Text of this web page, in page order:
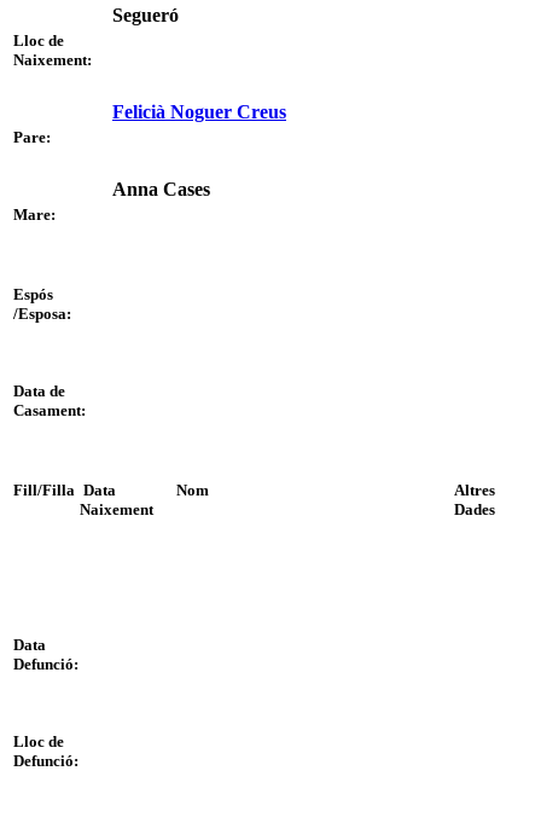
Lloc de
Naixement:
Segueró
Pare:
Felicià Noguer Creus
Mare:
Anna Cases
Espós
/Esposa:
Data de
Casament:
Fill/Filla Data
Naixement
Nom
Altres
Dades
Data
Defunció:
Lloc de
Defunció: